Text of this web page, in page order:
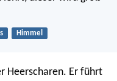
Himmel
Heerscharen. Er führt